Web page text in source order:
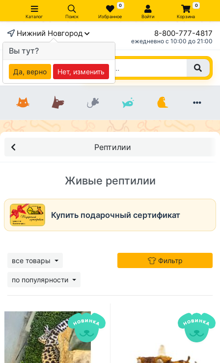
Каталог Поиск
0
Избранное Войти
0
Корзина
Нижний Новгород 8-800-777-4817
ежедневно c 10:00 до 21:00
Рептилии
Живые рептилии
Купить подарочный сертификат
все товары
по популярности
Фильтр
Вы тут?
Да, верно Нет, изменить